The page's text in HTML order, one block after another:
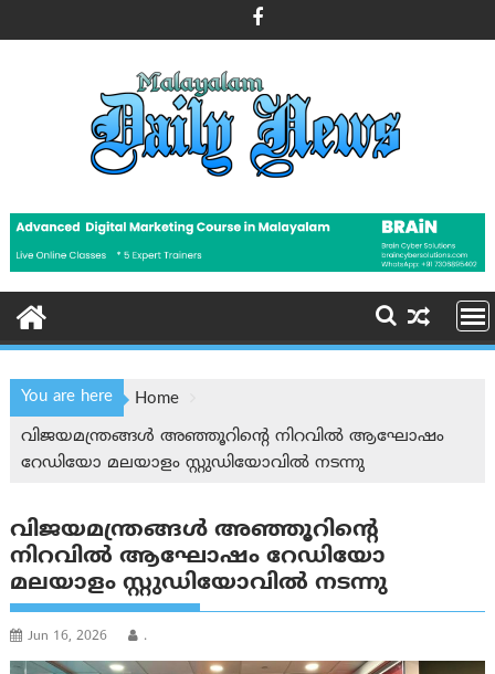
to
You are here
Home
വിജയമന്ത്രങ്ങള്‍ അഞ്ഞൂറിന്റെ നിറവില്‍ ആഘോഷം
റേഡിയോ മലയാളം സ്റ്റുഡിയോവില്‍ നടന്നു
വിജയമന്ത്രങ്ങള്‍ അഞ്ഞൂറിന്റെ
നിറവില്‍ ആഘോഷം റേഡിയോ
മലയാളം സ്റ്റുഡിയോവില്‍ നടന്നു
Jun 16, 2026 .